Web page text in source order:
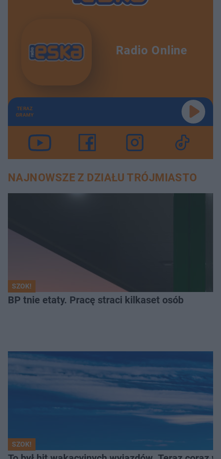
Radio Online
TERAZ
GRAMY
NAJNOWSZE Z DZIAŁU TRÓJMIASTO
SZOK!
BP tnie etaty. Pracę straci kilkaset osób
SZOK!